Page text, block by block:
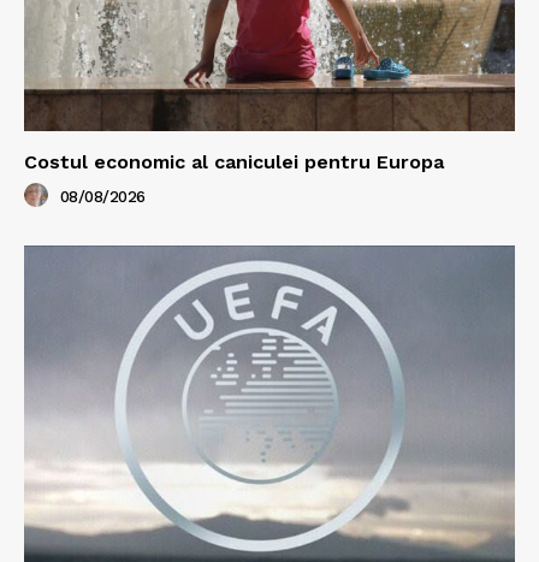
Costul economic al caniculei pentru Europa
08/08/2026